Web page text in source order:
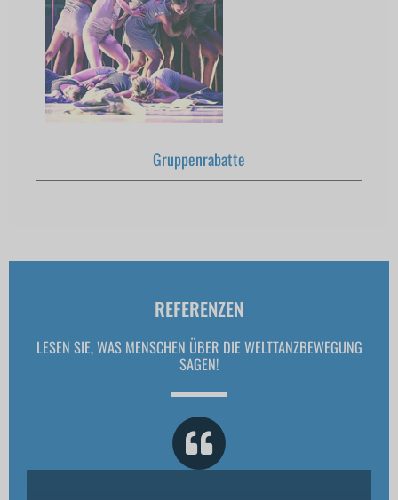
Gruppenrabatte
REFERENZEN
LESEN SIE, WAS MENSCHEN ÜBER DIE WELTTANZBEWEGUNG
SAGEN!